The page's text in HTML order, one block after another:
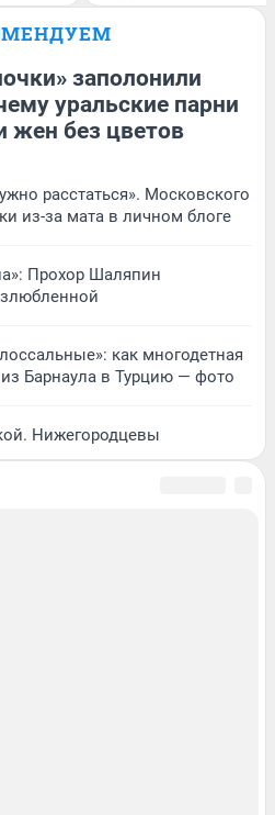
заполонили
уральские парни
жен без цветов
расстаться». Московского
из-за мата в личном блоге
Прохор Шаляпин
как многодетная
Барнаула в Турцию — фото
Нижегородцевы